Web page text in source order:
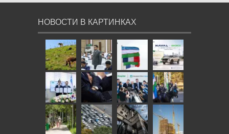
НОВОСТИ В КАРТИНКАХ